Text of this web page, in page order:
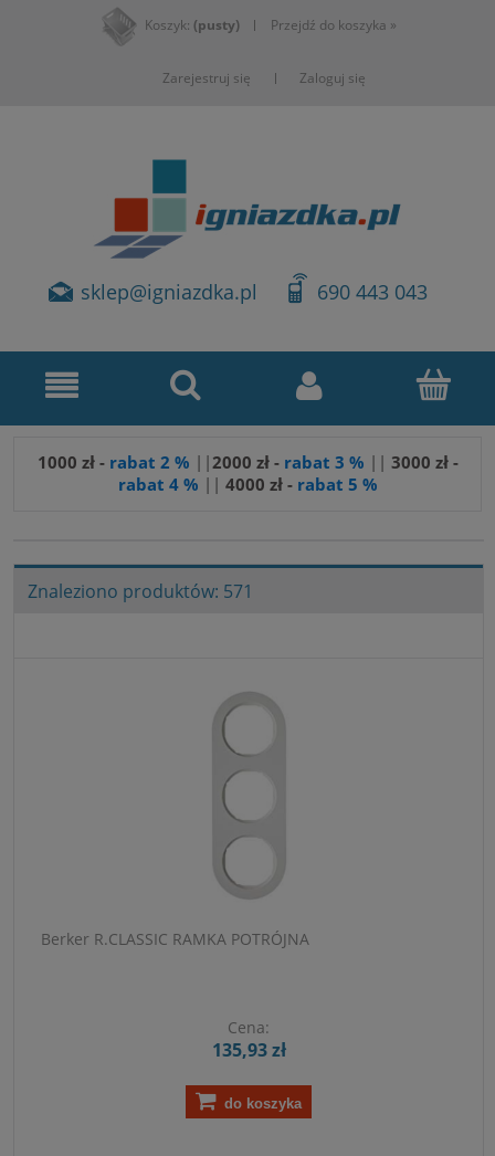
Koszyk: (pusty) Przejdź do koszyka »
Zarejestruj się Zaloguj się
sklep@igniazdka.pl 690 443 043
1000 zł - rabat 2 % ||2000 zł - rabat 3 % || 3000 zł -
rabat 4 % || 4000 zł - rabat 5 %
Znaleziono produktów: 571
Berker R.CLASSIC RAMKA POTRÓJNA
Cena:
135,93 zł
do koszyka